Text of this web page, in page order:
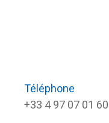
Téléphone
+33 4 97 07 01 60